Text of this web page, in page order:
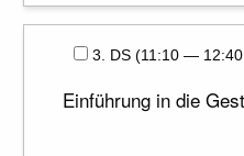
3. DS (11:10 —
Einführung in die